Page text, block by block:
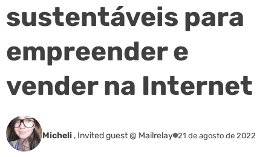
sustentáveis para
empreender e
vender na Internet
Micheli , Invited guest @ Mailrelay 21 de agosto de 2022